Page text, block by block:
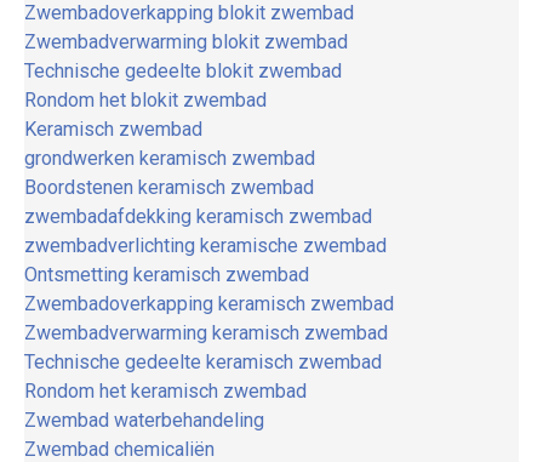
Zwembadoverkapping blokit zwembad
Zwembadverwarming blokit zwembad
Technische gedeelte blokit zwembad
Rondom het blokit zwembad
Keramisch zwembad
grondwerken keramisch zwembad
Boordstenen keramisch zwembad
zwembadafdekking keramisch zwembad
zwembadverlichting keramische zwembad
Ontsmetting keramisch zwembad
Zwembadoverkapping keramisch zwembad
Zwembadverwarming keramisch zwembad
Technische gedeelte keramisch zwembad
Rondom het keramisch zwembad
Zwembad waterbehandeling
Zwembad chemicaliën